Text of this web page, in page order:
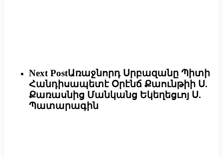
Next PostԱռաջնորդ Սրբազանը Պիտի
Հանդիսապետէ Օրէնճ Քաունթիի Ս.
Քառասնից Մանկանց Եկեղեցւոյ Ս.
Պատարագին